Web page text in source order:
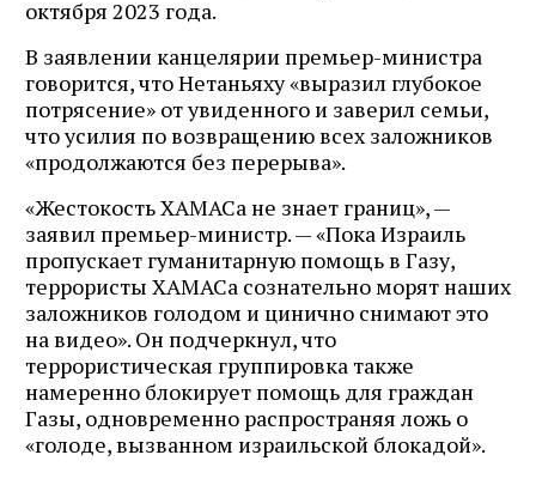
октября 2023 года.
В заявлении канцелярии премьер-министра
говорится, что Нетаньяху «выразил глубокое
потрясение» от увиденного и заверил семьи,
что усилия по возвращению всех заложников
«продолжаются без перерыва».
«Жестокость ХАМАСа не знает границ», —
заявил премьер-министр. — «Пока Израиль
пропускает гуманитарную помощь в Газу,
террористы ХАМАСа сознательно морят наших
заложников голодом и цинично снимают это
на видео». Он подчеркнул, что
террористическая группировка также
намеренно блокирует помощь для граждан
Газы, одновременно распространяя ложь о
«голоде, вызванном израильской блокадой».